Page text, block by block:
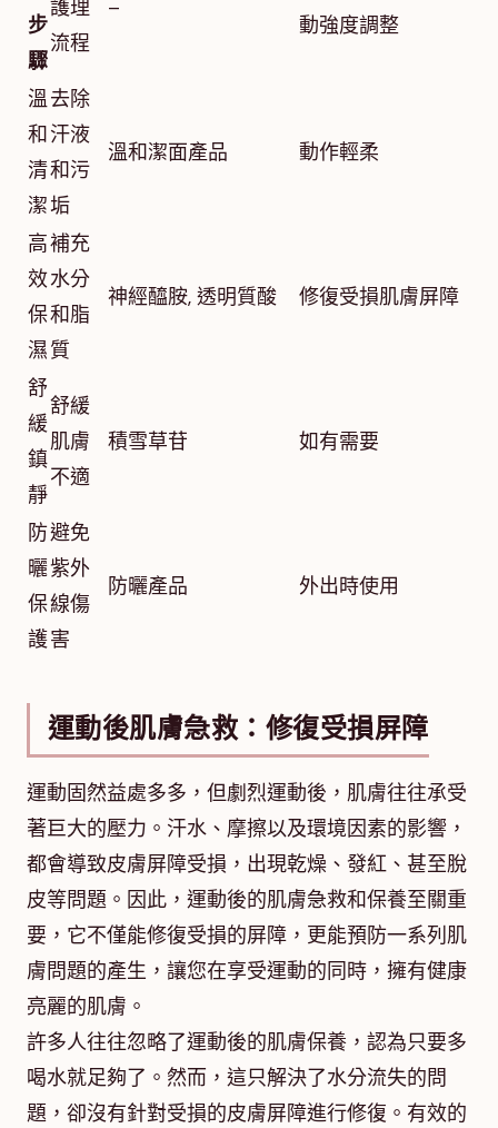
步
驟
護理
流程
–
動強度調整
溫
和
清
潔
去除
汗液
和污
垢
溫和潔面產品 動作輕柔
高
效
保
濕
補充
水分
和脂
質
神經醯胺, 透明質酸 修復受損肌膚屏障
舒
緩
鎮
靜
舒緩
肌膚
不適
積雪草苷 如有需要
防
曬
保
護
避免
紫外
線傷
害
防曬產品 外出時使用
運動後肌膚急救：修復受損屏障
運動固然益處多多，但劇烈運動後，肌膚往往承受
著巨大的壓力。汗水、摩擦以及環境因素的影響，
都會導致皮膚屏障受損，出現乾燥、發紅、甚至脫
皮等問題。因此，運動後的肌膚急救和保養至關重
要，它不僅能修復受損的屏障，更能預防一系列肌
膚問題的產生，讓您在享受運動的同時，擁有健康
亮麗的肌膚。
許多人往往忽略了運動後的肌膚保養，認為只要多
喝水就足夠了。然而，這只解決了水分流失的問
題，卻沒有針對受損的皮膚屏障進行修復。有效的